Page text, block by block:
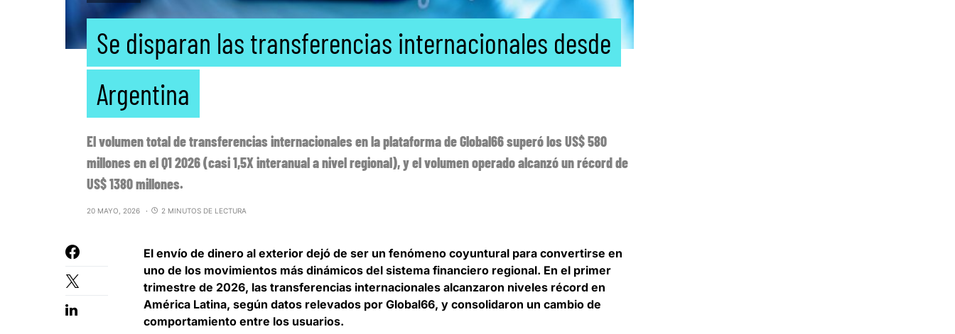
Se disparan las transferencias internacionales desde
Argentina
El volumen total de transferencias internacionales en la plataforma de Global66 superó los US$ 580
millones en el Q1 2026 (casi 1,5X interanual a nivel regional), y el volumen operado alcanzó un récord de
US$ 1380 millones.
20 MAYO, 2026 2 MINUTOS DE LECTURA
El envío de dinero al exterior dejó de ser un fenómeno coyuntural para convertirse en
uno de los movimientos más dinámicos del sistema financiero regional. En el primer
trimestre de 2026, las transferencias internacionales alcanzaron niveles récord en
América Latina, según datos relevados por Global66, y consolidaron un cambio de
comportamiento entre los usuarios.